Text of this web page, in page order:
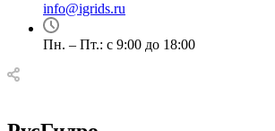
info@igrids.ru
Пн. – Пт.: с 9:00 до 18:00